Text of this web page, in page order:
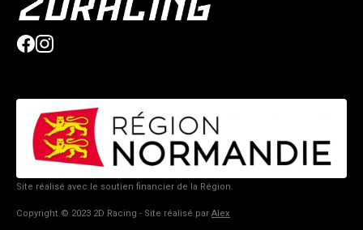
Site réalisé avec le soutien financier de la Région.
Copyright © 2023 2D Racing - Site réalisé par Alex